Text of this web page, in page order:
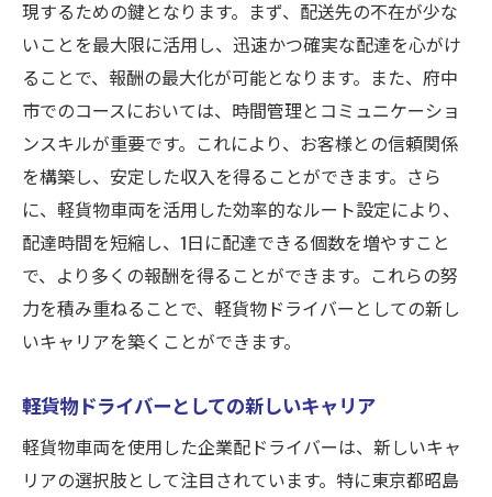
現するための鍵となります。まず、配送先の不在が少な
いことを最大限に活用し、迅速かつ確実な配達を心がけ
ることで、報酬の最大化が可能となります。また、府中
市でのコースにおいては、時間管理とコミュニケーショ
ンスキルが重要です。これにより、お客様との信頼関係
を構築し、安定した収入を得ることができます。さら
に、軽貨物車両を活用した効率的なルート設定により、
配達時間を短縮し、1日に配達できる個数を増やすこと
で、より多くの報酬を得ることができます。これらの努
力を積み重ねることで、軽貨物ドライバーとしての新し
いキャリアを築くことができます。
軽貨物ドライバーとしての新しいキャリア
軽貨物車両を使用した企業配ドライバーは、新しいキャ
リアの選択肢として注目されています。特に東京都昭島